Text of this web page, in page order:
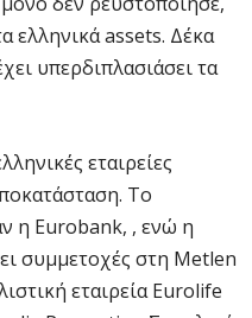
ελληνικά assets. Δέκα
υπερδιπλασιάσει τα
εταιρείες
Το
η Eurobank, , ενώ η
συμμετοχές στη Metlen
εταιρεία Eurolife